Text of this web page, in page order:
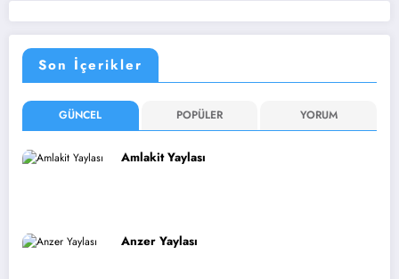
Son İçerikler
GÜNCEL POPÜLER YORUM
Amlakit Yaylası
Anzer Yaylası